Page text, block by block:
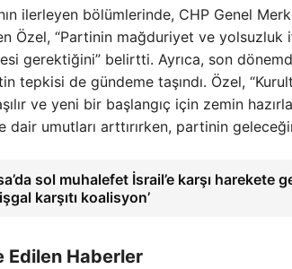
ilerleyen bölümlerinde, CHP Genel
Özel, “Partinin mağduriyet ve
gerektiğini” belirtti. Ayrıca, son
tepkisi de gündeme taşındı. Özel,
ve yeni bir başlangıç için zemin
dair umutları arttırırken, partinin
sol muhalefet İsrail’e karşı harekete
karşıtı koalisyon’
Edilen Haberler